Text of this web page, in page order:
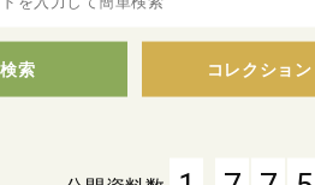
索 コレクション